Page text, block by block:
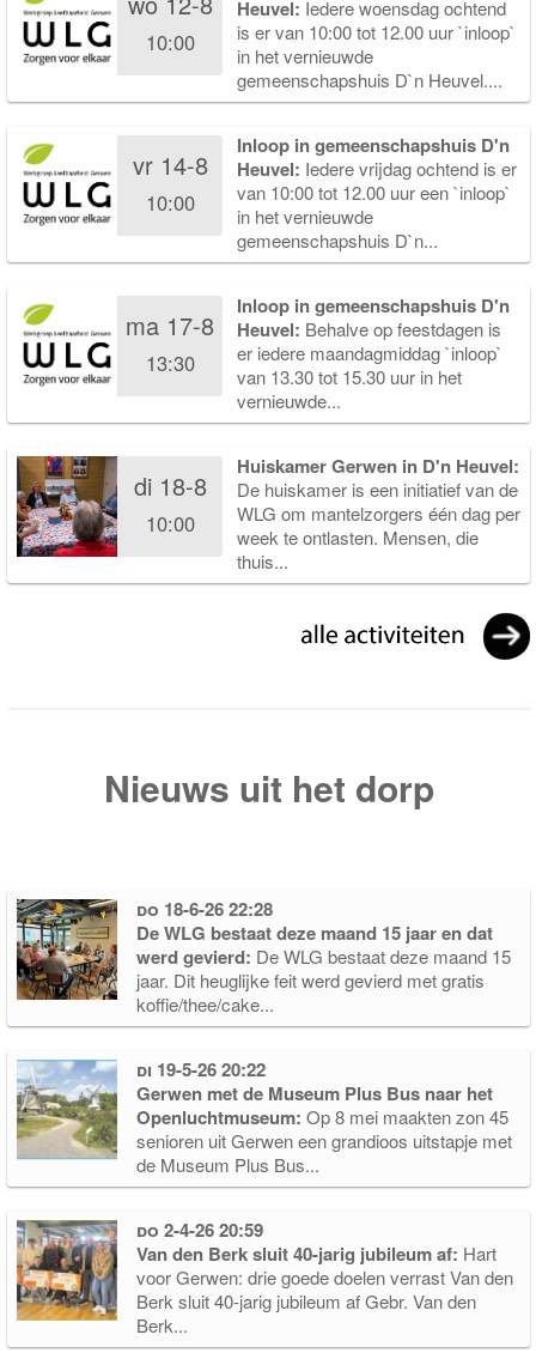
10:00
Heuvel: Iedere woensdag ochtend
is er van 10:00 tot 12.00 uur `inloop`
in het vernieuwde
gemeenschapshuis D`n Heuvel....
vr 14-8
10:00
Inloop in gemeenschapshuis D'n
Heuvel: Iedere vrijdag ochtend is er
van 10:00 tot 12.00 uur een `inloop`
in het vernieuwde
gemeenschapshuis D`n...
ma 17-8
13:30
Inloop in gemeenschapshuis D'n
Heuvel: Behalve op feestdagen is
er iedere maandagmiddag `inloop`
van 13.30 tot 15.30 uur in het
vernieuwde...
di 18-8
10:00
Huiskamer Gerwen in D'n Heuvel:
De huiskamer is een initiatief van de
WLG om mantelzorgers één dag per
week te ontlasten. Mensen, die
thuis...
Nieuws uit het dorp
do 18-6-26 22:28
De WLG bestaat deze maand 15 jaar en dat
werd gevierd: De WLG bestaat deze maand 15
jaar. Dit heuglijke feit werd gevierd met gratis
koffie/thee/cake...
di 19-5-26 20:22
Gerwen met de Museum Plus Bus naar het
Openluchtmuseum: Op 8 mei maakten zon 45
senioren uit Gerwen een grandioos uitstapje met
de Museum Plus Bus...
do 2-4-26 20:59
Van den Berk sluit 40-jarig jubileum af: Hart
voor Gerwen: drie goede doelen verrast Van den
Berk sluit 40-jarig jubileum af Gebr. Van den
Berk...